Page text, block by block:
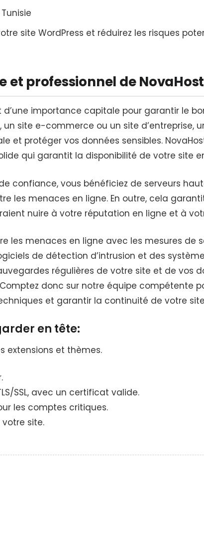
site WordPress et réduirez les risques
et professionnel de
d’une importance capitale pour garantir le
site e-commerce ou un site d’entreprise,
et protéger vos données sensibles.
qui garantit la disponibilité de votre site
confiance, vous bénéficiez de serveurs
les menaces en ligne. En outre, cela
nuire à votre réputation en ligne et à
les menaces en ligne avec les mesures de
de détection d’intrusion et des
régulières de votre site et de vos
donc sur notre équipe compétente
et garantir la continuité de votre
en tête:
extensions et thèmes.
SSL, avec un certificat valide.
les comptes critiques.
site.